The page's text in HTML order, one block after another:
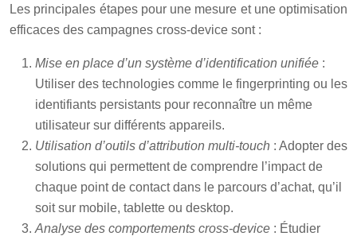
Les principales étapes pour une mesure et une optimisation
efficaces des campagnes cross-device sont :
Mise en place d’un système d’identification unifiée :
Utiliser des technologies comme le fingerprinting ou les
identifiants persistants pour reconnaître un même
utilisateur sur différents appareils.
Utilisation d’outils d’attribution multi-touch : Adopter des
solutions qui permettent de comprendre l’impact de
chaque point de contact dans le parcours d’achat, qu’il
soit sur mobile, tablette ou desktop.
Analyse des comportements cross-device : Étudier